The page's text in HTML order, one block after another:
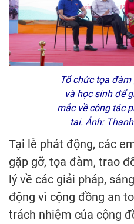
Tổ chức tọa
và học sinh để
mắc về công tác
tai. Ảnh:
Tại lễ phát động, các
gặp gỡ, tọa đàm, trao
lý về các giải pháp,
động vì cộng đồng an
trách nhiệm của cộng